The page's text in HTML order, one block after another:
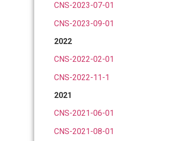
CNS-2023-07-01
CNS-2023-09-01
2022
CNS-2022-02-01
CNS-2022-11-1
2021
CNS-2021-06-01
CNS-2021-08-01